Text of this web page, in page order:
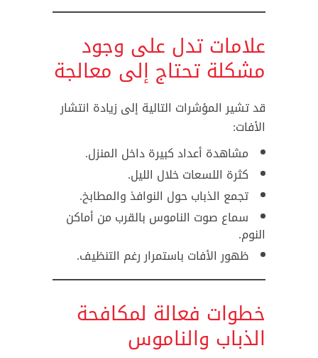
علامات تدل على وجود
مشكلة تحتاج إلى معالجة
قد تشير المؤشرات التالية إلى زيادة انتشار
الأفات:
مشاهدة أعداد كبيرة داخل المنزل.
كثرة اللسعات خلال الليل.
تجمع الذباب حول النوافذ والمطابخ.
سماع صوت الناموس بالقرب من أماكن
النوم.
ظهور الأفات باستمرار رغم التنظيف.
خطوات فعالة لمكافحة
الذباب والناموس